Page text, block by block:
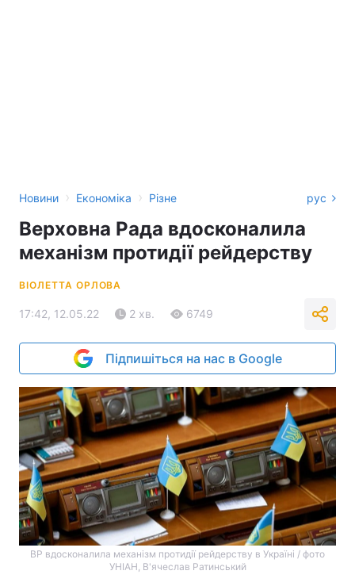
Новини › Економіка › Різне рус
Верховна Рада вдосконалила
механізм протидії рейдерству
ВІОЛЕТТА ОРЛОВА
17:42, 12.05.22 2 хв. 6749
Підпишіться на нас в Google
ВР вдосконалила механізм протидії рейдерству в Україні / фото
УНІАН, В'ячеслав Ратинський